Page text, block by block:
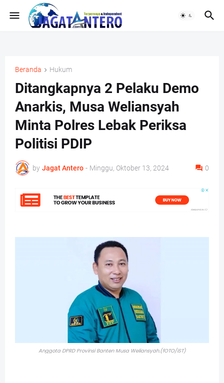
Beranda Hukum
Ditangkapnya 2 Pelaku Demo
Anarkis, Musa Weliansyah
Minta Polres Lebak Periksa
Politisi PDIP
by Jagat Antero - Minggu, Oktober 13, 2024 0
Anggota DPRD Provinsi Banten Musa Weliansyah.(fOTO/iST)